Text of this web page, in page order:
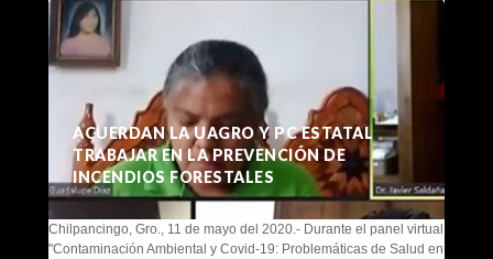
ACUERDAN LA UAGRO Y PC ESTATAL
TRABAJAR EN LA PREVENCIÓN DE
INCENDIOS FORESTALES
Chilpancingo, Gro., 11 de mayo del 2020.- Durante el panel virtual
"Contaminación Ambiental y Covid-19: Problemáticas de Salud en